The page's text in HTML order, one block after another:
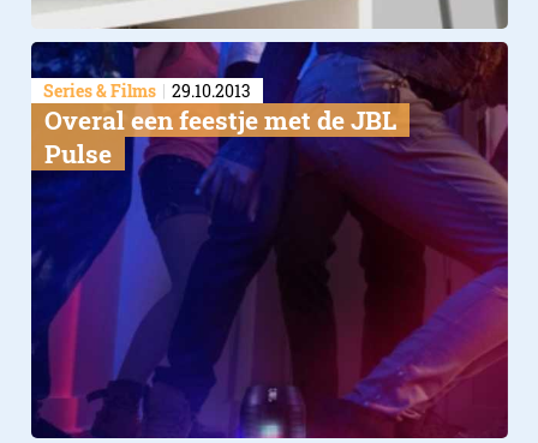
Series & Films 29.10.2013
Overal een feestje met de JBL
Pulse